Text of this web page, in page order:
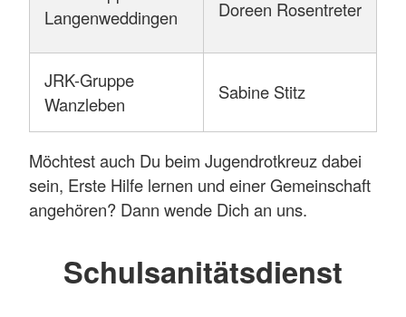
Langenweddingen
Doreen Rosentreter
JRK-Gruppe
Wanzleben
Sabine Stitz
Möchtest auch Du beim Jugendrotkreuz dabei
sein, Erste Hilfe lernen und einer Gemeinschaft
angehören? Dann wende Dich an uns.
Schulsanitätsdienst